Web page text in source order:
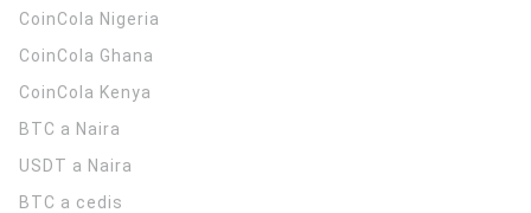
CoinCola Nigeria
CoinCola Ghana
CoinCola Kenya
BTC a Naira
USDT a Naira
BTC a cedis